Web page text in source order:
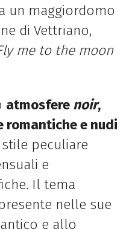
un maggiordomo
di Vettriano,
me to the moon
atmosfere noir,
romantiche e nudi
peculiare
e
Il tema
nelle sue
e allo